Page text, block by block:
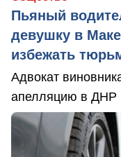
Пьяный
девушку в
избежать
Адвокат
апелляцию в ДНР